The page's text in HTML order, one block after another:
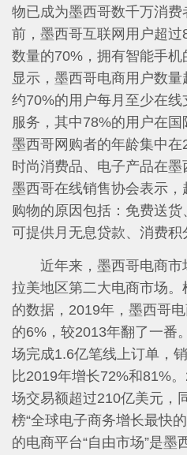
物已成为墨西哥数千万消费
前，墨西哥互联网用户超
数量的70%，拥有智能手
显示，墨西哥电商用户数
约70%的用户每月至少在
服务，其中78%的用户在
墨西哥网购者的年龄集中在
时尚消费品、电子产品在墨
墨西哥在线销售协会表示
购物的原因包括：免费送
可提供月无息贷款、消费积
近年来，墨西哥电商市
拉美地区第二大电商市场
的数据，2019年，墨西哥
的6%，较2013年翻了一番
场完成1.6亿笔线上订单，
比2019年增长72%和81%
场交易额超过210亿美元，
榜“全球电子商务增长最快
的电商平台“自由市场”是墨